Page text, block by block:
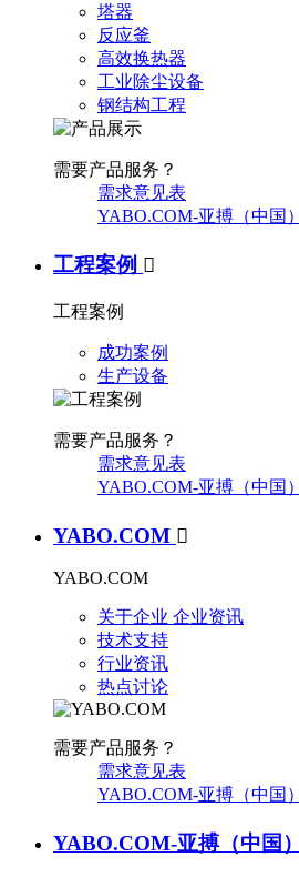
塔器
反应釜
高效换热器
工业除尘设备
钢结构工程
需要产品服务？
需求意见表
YABO.COM-亚搏（中国）
工程案例 
工程案例
成功案例
生产设备
需要产品服务？
需求意见表
YABO.COM-亚搏（中国）
YABO.COM 
YABO.COM
关于企业 企业资讯
技术支持
行业资讯
热点讨论
需要产品服务？
需求意见表
YABO.COM-亚搏（中国）
YABO.COM-亚搏（中国）